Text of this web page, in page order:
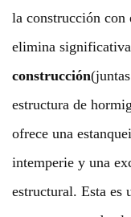
la construcción con
elimina
construcción
estructura de
ofrece una
intemperie y una
estructural. Esta es